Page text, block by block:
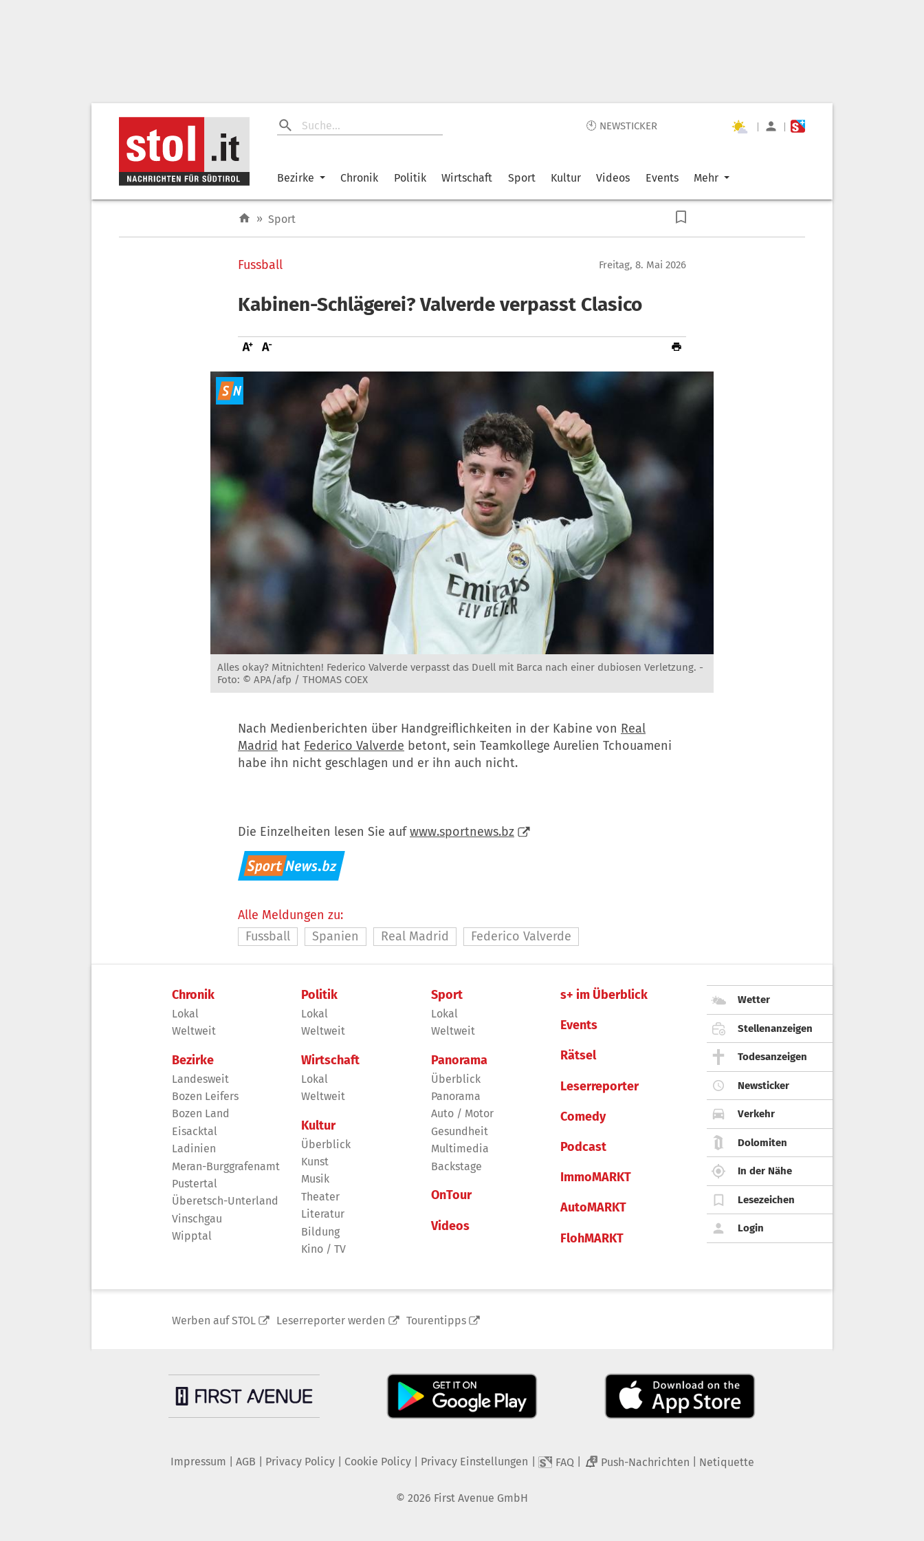
🕙 NEWSTICKER | |
Bezirke Chronik Politik Wirtschaft Sport Kultur Videos Events Mehr
» Sport
Fussball Freitag, 8. Mai 2026
Kabinen-Schlägerei? Valverde verpasst Clasico
Alles okay? Mitnichten! Federico Valverde verpasst das Duell mit Barca nach einer dubiosen Verletzung. -
Foto: © APA/afp / THOMAS COEX
Nach Medienberichten über Handgreiflichkeiten in der Kabine von Real
Madrid hat Federico Valverde betont, sein Teamkollege Aurelien Tchouameni
habe ihn nicht geschlagen und er ihn auch nicht.
Die Einzelheiten lesen Sie aufwww.sportnews.bz
Alle Meldungen zu:
Fussball
Spanien Real Madrid Federico Valverde
Chronik
Lokal
Weltweit
Bezirke
Landesweit
Bozen Leifers
Bozen Land
Eisacktal
Ladinien
Meran-Burggrafenamt
Pustertal
Überetsch-Unterland
Vinschgau
Wipptal
Politik
Lokal
Weltweit
Wirtschaft
Lokal
Weltweit
Kultur
Überblick
Kunst
Musik
Theater
Literatur
Bildung
Kino / TV
Sport
Lokal
Weltweit
Panorama
Überblick
Panorama
Auto / Motor
Gesundheit
Multimedia
Backstage
OnTour
Videos
s+ im Überblick
Events
Rätsel
Leserreporter
Comedy
Podcast
ImmoMARKT
AutoMARKT
FlohMARKT
Wetter
Stellenanzeigen
Todesanzeigen
Newsticker
Verkehr
Dolomiten
In der Nähe
Lesezeichen
Login
Werben auf STOL Leserreporter werden Tourentipps
Impressum AGB Privacy Policy| Cookie Policy| Privacy Einstellungen FAQ 2 Push-Nachrichten Netiquette
© 2026 First Avenue GmbH